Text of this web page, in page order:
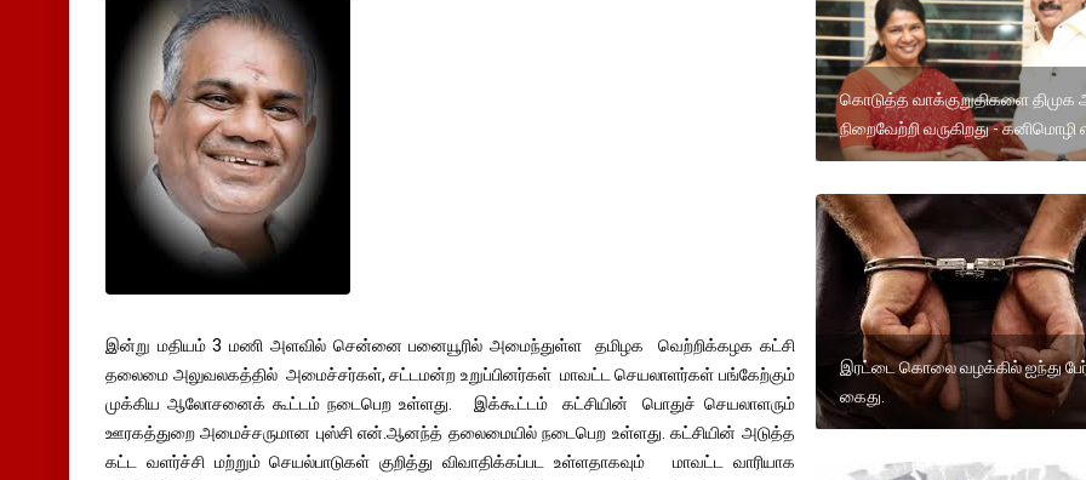
இன்று மதியம் 3 மணி அளவில் சென்னை பனையூரில் அமைந்துள்ள தமிழக வெற்றிக்கழக கட்சி
தலைமை அலுவலகத்தில் அமைச்சர்கள், சட்டமன்ற உறுப்பினர்கள் மாவட்ட செயலாளர்கள் பங்கேற்கும்
முக்கிய ஆலோசனைக் கூட்டம் நடைபெற உள்ளது. இக்கூட்டம் கட்சியின் பொதுச் செயலாளரும்
ஊரகத்துறை அமைச்சருமான புஸ்சி என்.ஆனந்த் தலைமையில் நடைபெற உள்ளது. கட்சியின் அடுத்த
கட்ட வளர்ச்சி மற்றும் செயல்பாடுகள் குறித்து விவாதிக்கப்பட உள்ளதாகவும் மாவட்ட வாரியாக
கொடுத்த வாக்குறுதிகளை திமுக
நிறைவேற்றி வருகிறது - கனிமொழி
இரட்டை கொலை வழக்கில் ஐந்து
கைது.